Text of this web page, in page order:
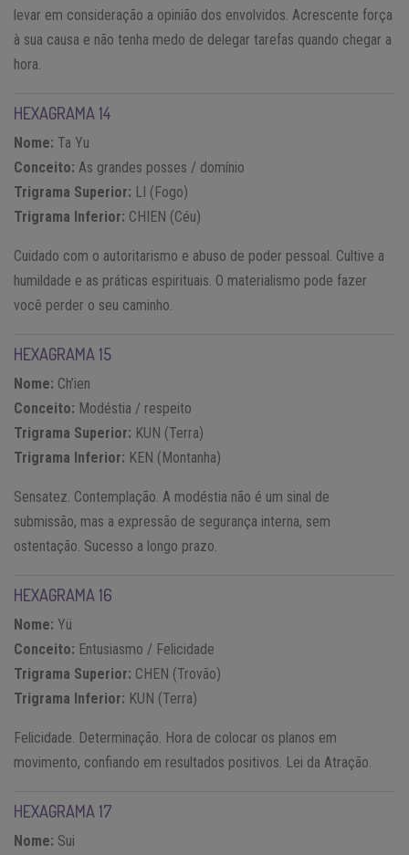
levar em consideração a opinião dos envolvidos. Acrescente força
à sua causa e não tenha medo de delegar tarefas quando chegar a
hora.
HEXAGRAMA 14
Nome: Ta Yu
Conceito: As grandes posses / domínio
Trigrama Superior: LI (Fogo)
Trigrama Inferior: CHIEN (Céu)
Cuidado com o autoritarismo e abuso de poder pessoal. Cultive a
humildade e as práticas espirituais. O materialismo pode fazer
você perder o seu caminho.
HEXAGRAMA 15
Nome: Ch’ien
Conceito: Modéstia / respeito
Trigrama Superior: KUN (Terra)
Trigrama Inferior: KEN (Montanha)
Sensatez. Contemplação. A modéstia não é um sinal de
submissão, mas a expressão de segurança interna, sem
ostentação. Sucesso a longo prazo.
HEXAGRAMA 16
Nome: Yü
Conceito: Entusiasmo / Felicidade
Trigrama Superior: CHEN (Trovão)
Trigrama Inferior: KUN (Terra)
Felicidade. Determinação. Hora de colocar os planos em
movimento, confiando em resultados positivos. Lei da Atração.
HEXAGRAMA 17
Nome: Sui